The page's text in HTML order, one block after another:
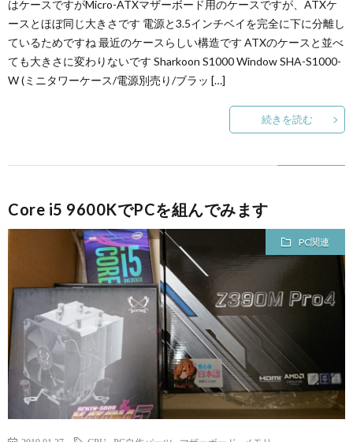
はケースですがMicro-ATXマザーボード用のケースですが、ATXケ
ースとほぼ同じ大きさです 電源と3.5インチベイを完全に下に分離し
ているためですね 最近のケースらしい構造です ATXのケースと並べ
ても大きさに変わりないです Sharkoon S1000 Window SHA-S1000-
W (ミニタワーケース/電源別売り/ブラッ […]
続きを読む
Core i5 9600KでPCを組んでみます
PC関連